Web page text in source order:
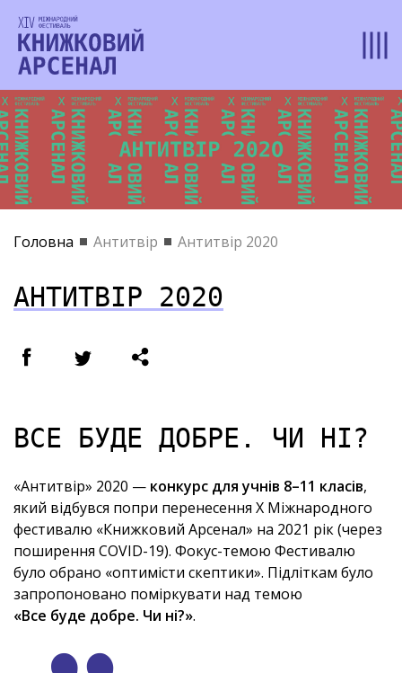
Головна Антитвір Антитвір 2020
АНТИТВІР 2020
ВСЕ БУДЕ ДОБРЕ. ЧИ НІ?
«Антитвір» 2020 — конкурс для учнів 8–11 класів,
який відбувся попри перенесення X Міжнародного
фестивалю «Книжковий Арсенал» на 2021 рік (через
поширення COVID-19). Фокус-темою Фестивалю
було обрано «оптимісти скептики». Підліткам було
запропоновано поміркувати над темою
«Все буде добре. Чи ні?».